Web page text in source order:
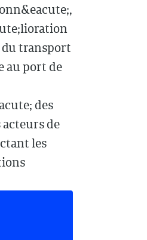
du transport
au port de
des
de
les